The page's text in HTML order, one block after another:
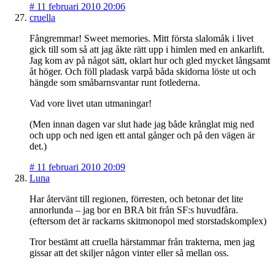
# 11 februari 2010 20:06
cruella
Fångremmar! Sweet memories. Mitt första slalomåk i livet
gick till som så att jag åkte rätt upp i himlen med en ankarlift.
Jag kom av på något sätt, oklart hur och gled mycket långsamt
åt höger. Och föll pladask varpå båda skidorna löste ut och
hängde som småbarnsvantar runt fotlederna.
Vad vore livet utan utmaningar!
(Men innan dagen var slut hade jag både krånglat mig ned
och upp och ned igen ett antal gånger och på den vägen är
det.)
# 11 februari 2010 20:09
Luna
Har återvänt till regionen, förresten, och betonar det lite
annorlunda – jag bor en BRA bit från SF:s huvudfåra.
(eftersom det är rackarns skitmonopol med storstadskomplex)
Tror bestämt att cruella härstammar från trakterna, men jag
gissar att det skiljer någon vinter eller så mellan oss.